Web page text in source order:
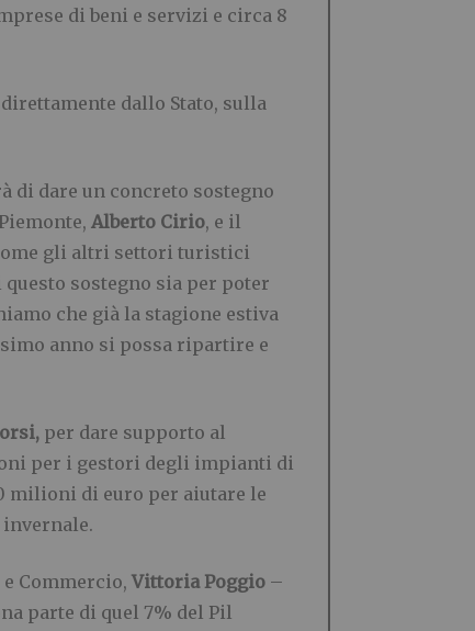
di beni e servizi e circa 8
dallo Stato, sulla
di dare un concreto sostegno
Alberto Cirio, e il
gli altri settori turistici
sostegno sia per poter
che già la stagione estiva
anno si possa ripartire e
per dare supporto al
per i gestori degli impianti di
milioni di euro per aiutare le
Commercio, Vittoria Poggio –
parte di quel 7% del Pil